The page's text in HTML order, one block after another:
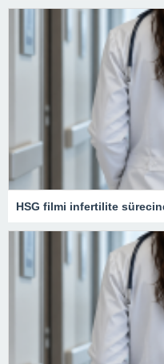
HSG filmi infertilite